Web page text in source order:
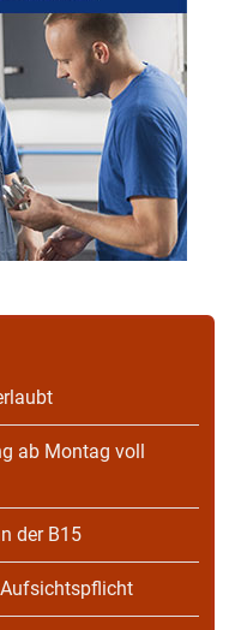
ab Montag voll
der B15